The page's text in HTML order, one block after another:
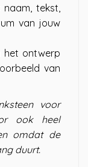
tekst,
van jouw
het ontwerp
van
voor
ook heel
omdat de
duurt.